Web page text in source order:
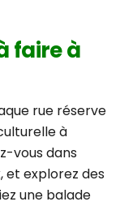
faire à
rue réserve
à
vous dans
et explorez des
une balade